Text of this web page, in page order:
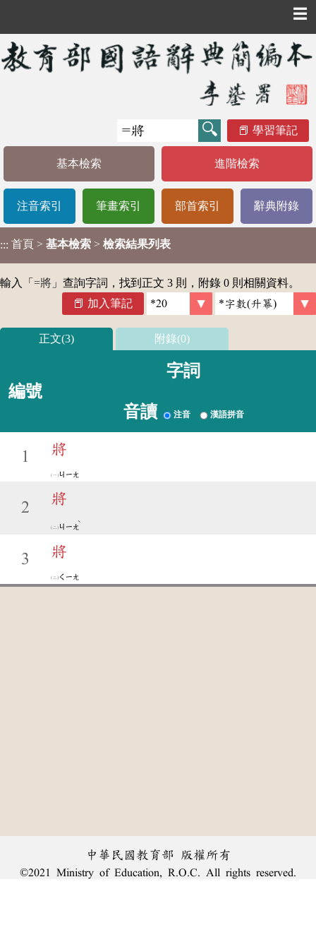
☰
學習筆記
基本檢索 進階檢索
注音索引 筆畫索引 部首索引 辭典附錄
::: 首頁 > 基本檢索 > 檢索結果列表
輸入「 =將 」查詢字詞，找到正文 3 則，附錄 0 則相關資料。
加入筆記
正文(3) 附錄(0)
編號
字詞
音讀 注音 漢語拼音
1 將
ㄐㄧㄤ
2
將
ㄐㄧㄤ
ˋ
3 將
ㄑㄧㄤ
中華民國教育部 版權所有
©2021 Ministry of Education, R.O.C. All rights reserved.